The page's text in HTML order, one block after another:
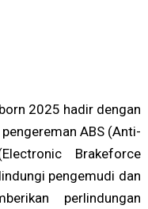
2025 hadir dengan
ABS (Anti-
Brakeforce
pengemudi dan
perlindungan